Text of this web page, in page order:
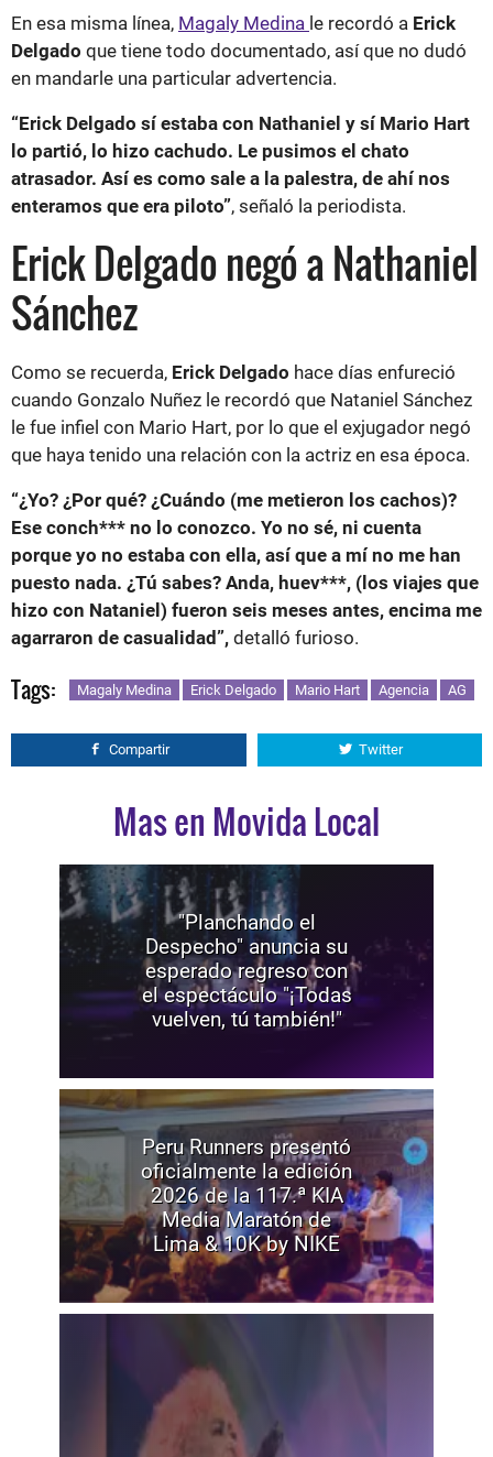
En esa misma línea, Magaly Medina le recordó a Erick
Delgado que tiene todo documentado, así que no dudó
en mandarle una particular advertencia.
“Erick Delgado sí estaba con Nathaniel y sí Mario Hart
lo partió, lo hizo cachudo. Le pusimos el chato
atrasador. Así es como sale a la palestra, de ahí nos
enteramos que era piloto”, señaló la periodista.
Erick Delgado negó a Nathaniel
Sánchez
Como se recuerda, Erick Delgado hace días enfureció
cuando Gonzalo Nuñez le recordó que Nataniel Sánchez
le fue infiel con Mario Hart, por lo que el exjugador negó
que haya tenido una relación con la actriz en esa época.
“¿Yo? ¿Por qué? ¿Cuándo (me metieron los cachos)?
Ese conch*** no lo conozco. Yo no sé, ni cuenta
porque yo no estaba con ella, así que a mí no me han
puesto nada. ¿Tú sabes? Anda, huev***, (los viajes que
hizo con Nataniel) fueron seis meses antes, encima me
agarraron de casualidad”, detalló furioso.
Tags: Magaly Medina Erick Delgado Mario Hart Agencia AG
Compartir Twitter
Mas en Movida Local
"Planchando el
Despecho" anuncia su
esperado regreso con
el espectáculo "¡Todas
vuelven, tú también!"
Peru Runners presentó
oficialmente la edición
2026 de la 117.ª KIA
Media Maratón de
Lima & 10K by NIKE